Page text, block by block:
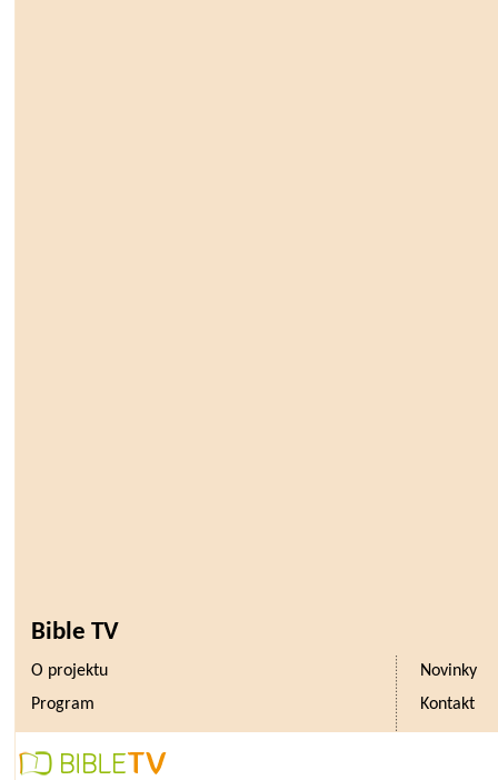
Bible TV
O projektu
Novinky
Program
Kontakt